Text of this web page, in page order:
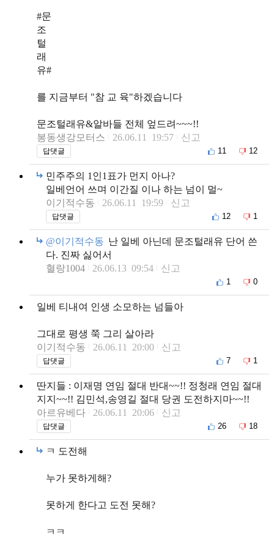
#문
조
털
래
유#
를 지금부터 "참 교 육"하겠습니다
문조털래유&알바들 전체 엎드려~~~!!
봉동생강모터스
26.06.11 19:57 신고
답댓글 11 12
민주주의 1인1표가 먼지 아나?
일베언어 쓰며 이간질 이나 하는 넘이 멀~
이기적수동
26.06.11 19:59 신고
답댓글 12 1
@이기적수동 난 일베 아닌데 문조털래유 단어 쓴
다. 진짜 싫어서
혈랑1004
26.06.13 09:54 신고
1 0
일베 티내여 인생 소모하는 넘들아
그대로 평생 쭉 그리 살아라
이기적수동
26.06.11 20:00 신고
답댓글 7 1
딴지들 : 이재명 연임 절대 반대~~!! 정청래 연임 절대
지지~~!! 김민석,송영길 절대 당권 도전하지마~~!!
아르유베다
26.06.11 20:06 신고
답댓글 26 18
ㅋ 도전해
누가 못하게해?
못하게 한다고 도전 못해?
ㅋㅋ